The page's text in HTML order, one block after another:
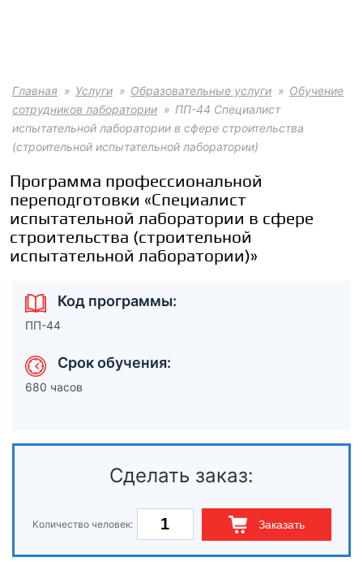
Главная Услуги Образовательные услуги
Обучение
сотрудников лаборатории
ПП-44 Специалист
испытательной лаборатории в сфере строительства
(строительной испытательной лаборатории)
Программа профессиональной
переподготовки «Специалист
испытательной лаборатории в сфере
строительства (строительной
испытательной лаборатории)»
Код программы:
ПП-44
Срок обучения:
680 часов
Сделать заказ:
Количество человек: Заказать